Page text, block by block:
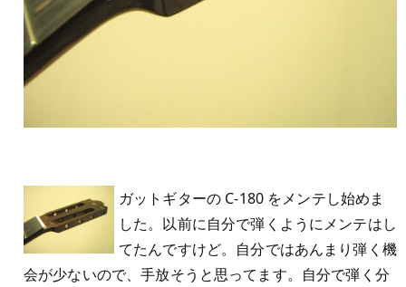
ガットギターの C-180 をメンテし始めま
した。以前に自分で弾くようにメンテはし
てたんですけど。自分ではあんまり弾く機
会が少ないので、手放そうと思ってます。自分で弾く分